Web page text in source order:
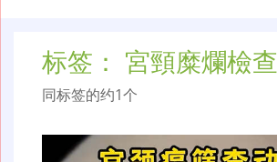
标签： 宮頸糜爛檢查
同标签的约1个